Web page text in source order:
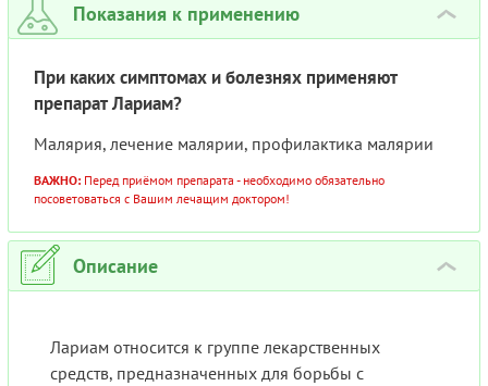
Показания к применению ›
При каких симптомах и болезнях применяют
препарат Лариам?
Малярия, лечение малярии, профилактика малярии
ВАЖНО: Перед приёмом препарата - необходимо обязательно
посоветоваться с Вашим лечащим доктором!
Описание ›
Лариам относится к группе лекарственных
средств, предназначенных для борьбы с